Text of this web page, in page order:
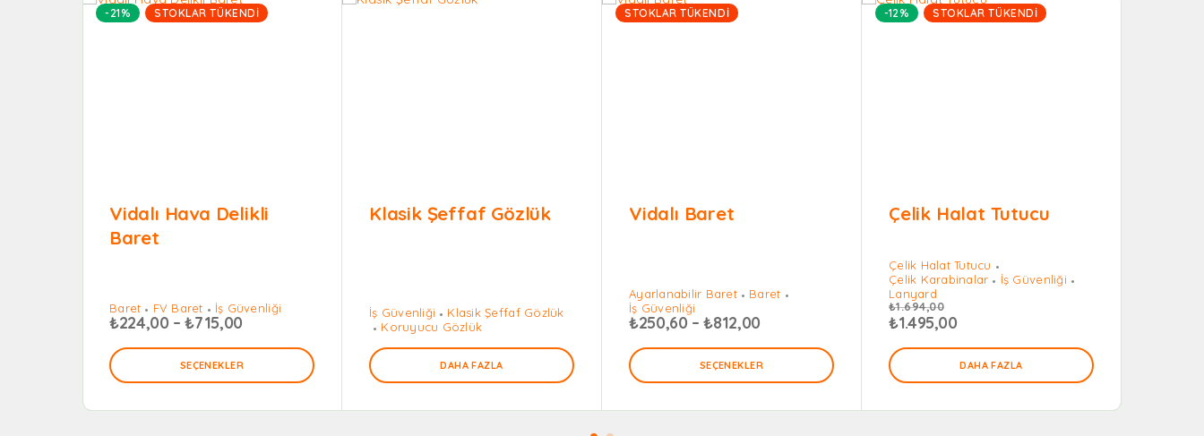
-21% STOKLAR TÜKENDI
Vidalı Hava Delikli
Baret
Baret FV Baret İş Güvenliği
₺224,00 –₺715,00
SEÇENEKLER
Klasik Şeffaf Gözlük
İş Güvenliği
Klasik Şeffaf Gözlük
Koruyucu Gözlük
DAHA FAZLA
STOKLAR TÜKENDI
Vidalı Baret
Ayarlanabilir Baret
Baret
İş Güvenliği
₺250,60 –₺812,00
SEÇENEKLER
-12% STOKLAR TÜKENDI
Çelik Halat Tutucu
Çelik Halat Tutucu
Çelik Karabinalar
İş Güvenliği
Lanyard
₺1.694,00
₺1.495,00
DAHA FAZLA